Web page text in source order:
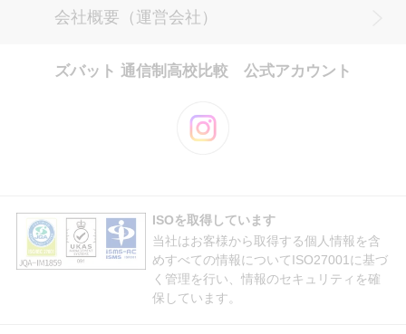
会社概要（運営会社）
ズバット 通信制高校比較 公式アカウント
ISOを取得しています
当社はお客様から取得する個人情報を含
めすべての情報についてISO27001に基づ
く管理を行い、情報のセキュリティを確
保しています。